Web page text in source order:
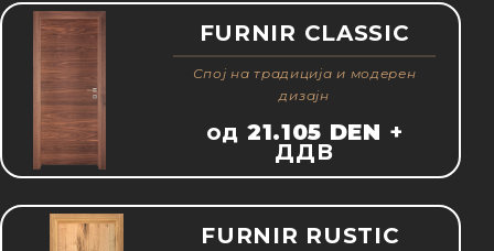
FURNIR CLASSIC
Спој на традиција и модерен
дизајн
од 21.105 DEN +
ДДВ
FURNIR RUSTIC